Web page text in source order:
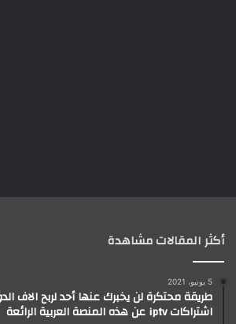
أكثر المقالات مشاهدة
5 يونيو، 2021
طريقة محتكرة لن يخبرك عنها أحد لربح الاف
اشتراكات iptv عن هذه المنصة العربية الرائعة